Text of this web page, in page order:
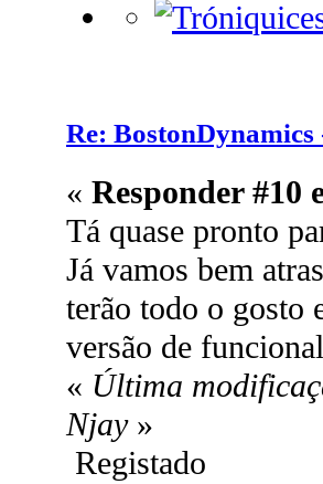
Re:
« Responder #10
Tá quase pronto
Já vamos bem
terão todo o gosto
versão de
« Última
Njay»
Registado